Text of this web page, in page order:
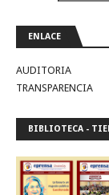
ENLACE
AUDITORIA
TRANSPARENCIA
BIBLIOTECA -